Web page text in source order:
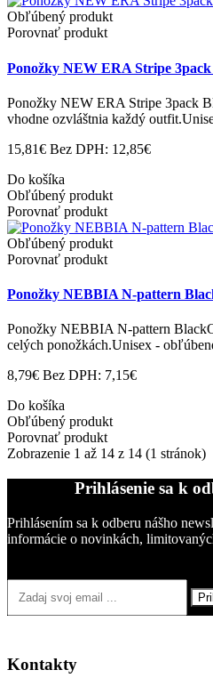
Obľúbený produkt
Porovnať produkt
Ponožky NEW ERA Stripe
Ponožky NEW ERA Stripe 3pack
vhodne ozvláštnia každý
15,81€ Bez DPH: 12,85€
Do košíka
Obľúbený produkt
Porovnať produkt
Obľúbený produkt
Porovnať produkt
Ponožky NEBBIA N-pattern
Ponožky NEBBIA N-pattern
celých ponožkách.Unisex -
8,79€ Bez DPH: 7,15€
Do košíka
Obľúbený produkt
Porovnať produkt
Zobrazenie 1 až 14 z 14 (1 stránok)
Prihlásenie sa k
Prihlásením sa k odberu nášho
informácie o novinkách,
Kontakty